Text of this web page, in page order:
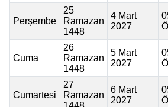
Perşembe
25
Ramazan
1448
4 Mart
2027
Cuma
26
Ramazan
1448
5 Mart
2027
Cumartesi
27
Ramazan
6 Mart
2027